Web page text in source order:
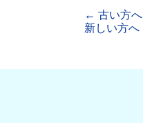
← 古い方へ
新しい方へ